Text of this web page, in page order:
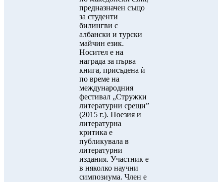
предназначен също
за студенти
билингви с
албански и турски
майчин език.
Носител е на
награда за първа
книга, присъдена ѝ
по време на
международния
фестивал „Стружки
литературни срещи”
(2015 г.). Поезия и
литературна
критика е
публикувала в
литературни
издания. Участник е
в няколко научни
симпозиума. Член е